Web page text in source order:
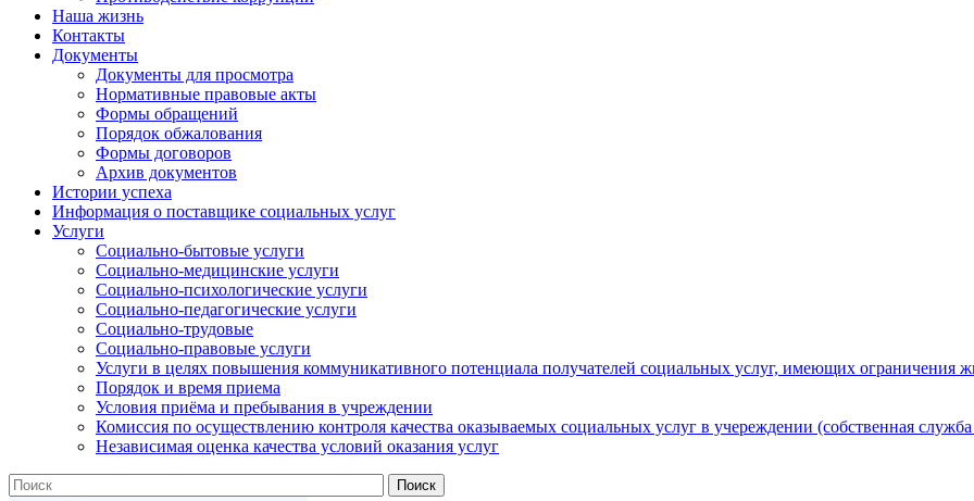
Наша жизнь
Контакты
Документы
Документы для просмотра
Нормативные правовые акты
Формы обращений
Порядок обжалования
Формы договоров
Архив документов
Истории успеха
Информация о поставщике социальных услуг
Услуги
Социально-бытовые услуги
Социально-медицинские услуги
Социально-психологические услуги
Социально-педагогические услуги
Социально-трудовые
Социально-правовые услуги
Услуги в целях повышения коммуникативного потенциала получателей социальных услуг, имеющих ограничения
Порядок и время приема
Условия приёма и пребывания в учреждении
Комиссия по осуществлению контроля качества оказываемых социальных услуг в учереждении (собственная
Независимая оценка качества условий оказания услуг